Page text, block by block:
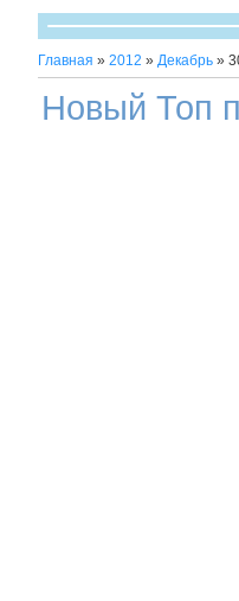
Главная » 2012 » Декабрь »
Новый Топ